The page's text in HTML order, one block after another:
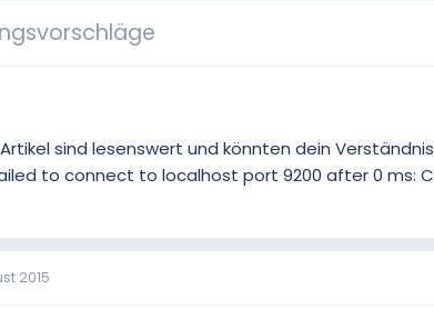
sind lesenswert und könnten dein
to connect to localhost port 9200 after 0 ms:
2015